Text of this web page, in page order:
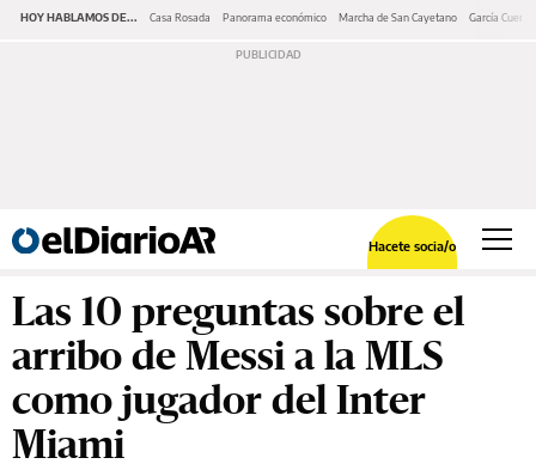
HOY HABLAMOS DE... Casa Rosada Panorama económico Marcha de San Cayetano García Cuerva
Hacete socia/o
Las 10 preguntas sobre el
arribo de Messi a la MLS
como jugador del Inter
Miami